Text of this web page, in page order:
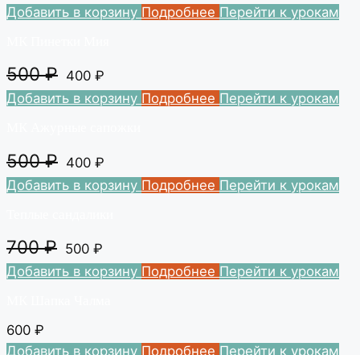
Добавить в корзину Подробнее Перейти к урокам
500₽ 400 ₽
Добавить в корзину Подробнее Перейти к урокам
500₽ 400 ₽
Добавить в корзину Подробнее Перейти к урокам
700₽ 500 ₽
Добавить в корзину Подробнее Перейти к урокам
600 ₽
Добавить в корзину Подробнее Перейти к урокам